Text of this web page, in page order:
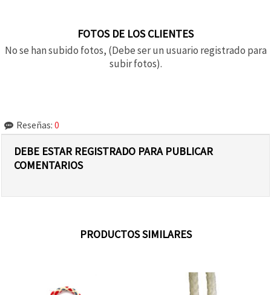
FOTOS DE LOS CLIENTES
No se han subido fotos, (Debe ser un usuario registrado para
subir fotos).
Reseñas: 0
DEBE ESTAR REGISTRADO PARA PUBLICAR
COMENTARIOS
PRODUCTOS SIMILARES